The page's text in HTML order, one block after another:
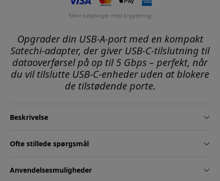
Sikre betalinger med kryptering
Opgrader din USB-A-port med en kompakt
Satechi-adapter, der giver USB-C-tilslutning til
dataoverførsel på op til 5 Gbps – perfekt, når
du vil tilslutte USB-C-enheder uden at blokere
de tilstødende porte.
Beskrivelse
Ofte stillede spørgsmål
Anvendelsesmuligheder